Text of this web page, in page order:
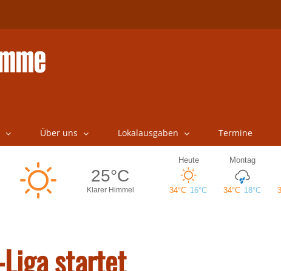
Über uns Lokalausgaben Termine
startet